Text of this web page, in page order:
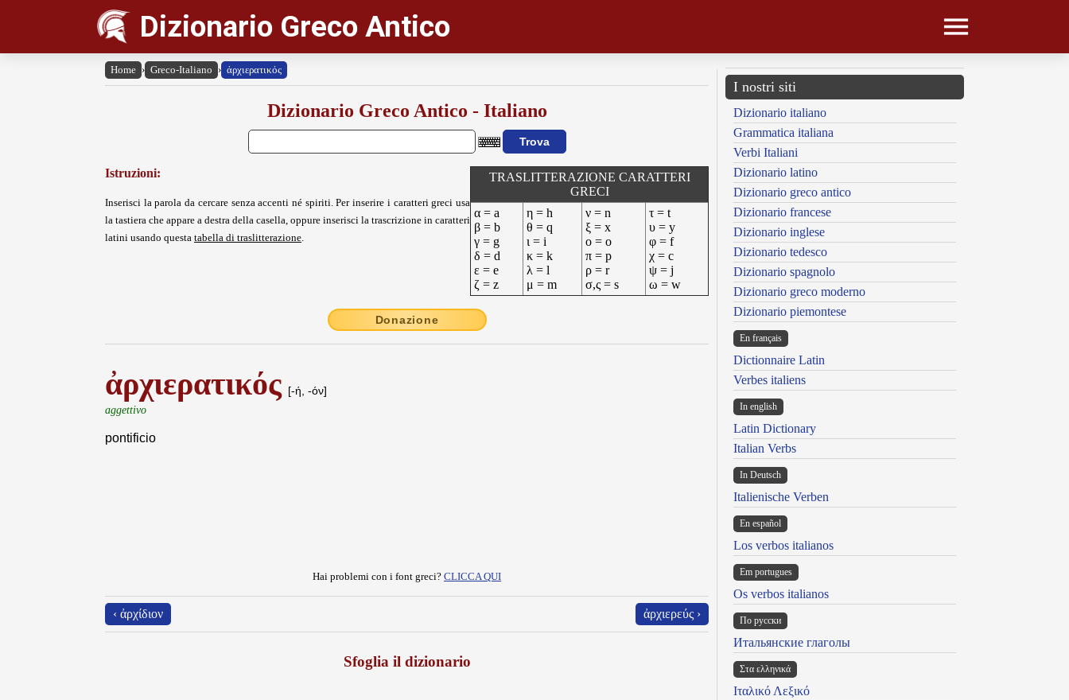
Dizionario Greco Antico
Home › Greco-Italiano › ἀρχιερατικός
Dizionario Greco Antico - Italiano
Istruzioni:
Inserisci la parola da cercare senza accenti né spiriti. Per inserire i caratteri greci usa
la tastiera che appare a destra della casella, oppure inserisci la trascrizione in caratteri
latini usando questa tabella di traslitterazione.
TRASLITTERAZIONE CARATTERI
GRECI
α = a
β = b
γ = g
δ = d
ε = e
ζ = z
η = h
θ = q
ι = i
κ = k
λ = l
μ = m
ν = n
ξ = x
ο = o
π = p
ρ = r
σ,ς = s
τ = t
υ = y
φ = f
χ = c
ψ = j
ω = w
Donazione
ἀρχιερατικός [-ή, -όν]
aggettivo
pontificio
Hai problemi con i font greci? CLICCA QUI
‹ ἀρχίδιον ἀρχιερεύς ›
Sfoglia il dizionario
I nostri siti
Dizionario italiano
Grammatica italiana
Verbi Italiani
Dizionario latino
Dizionario greco antico
Dizionario francese
Dizionario inglese
Dizionario tedesco
Dizionario spagnolo
Dizionario greco moderno
Dizionario piemontese
En français
Dictionnaire Latin
Verbes italiens
In english
Latin Dictionary
Italian Verbs
In Deutsch
Italienische Verben
En español
Los verbos italianos
Em portugues
Os verbos italianos
По русски
Итальянские глаголы
Στα ελληνικά
Ιταλικό Λεξικό